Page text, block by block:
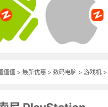
值值 > 最新优惠 > 数码电脑 > 游戏机 >